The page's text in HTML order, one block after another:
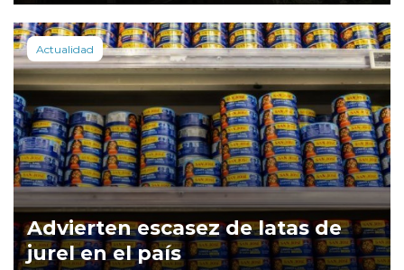
Actualidad
Advierten escasez de latas de
jurel en el país